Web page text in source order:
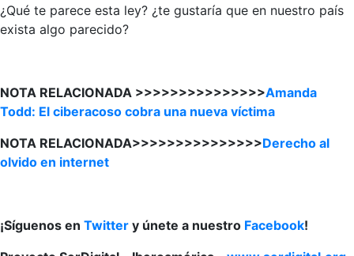
¿Qué te parece esta ley? ¿te gustaría que en nuestro país
exista algo parecido?
NOTA RELACIONADA >>>>>>>>>>>>>>>Amanda
Todd: El ciberacoso cobra una nueva víctima
NOTA RELACIONADA>>>>>>>>>>>>>>>Derecho al
olvido en internet
¡Síguenos en Twitter y únete a nuestro Facebook!